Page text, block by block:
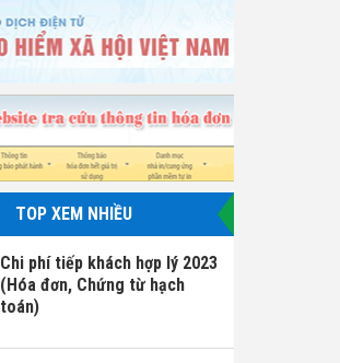
TOP XEM NHIỀU
Chi phí tiếp khách hợp lý 2023
(Hóa đơn, Chứng từ hạch
toán)